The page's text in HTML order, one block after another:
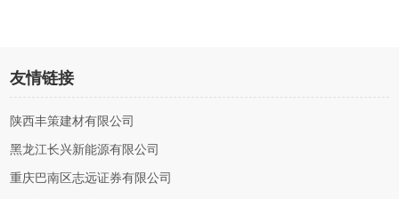
友情链接
陕西丰策建材有限公司
黑龙江长兴新能源有限公司
重庆巴南区志远证券有限公司